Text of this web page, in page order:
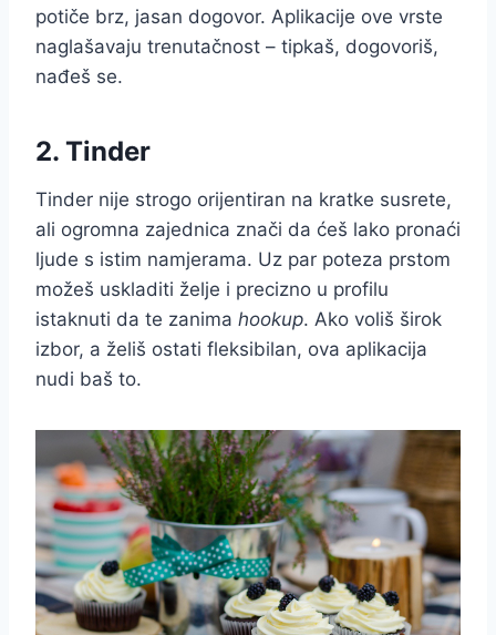
potiče brz, jasan dogovor. Aplikacije ove vrste
naglašavaju trenutačnost – tipkaš, dogovoriš,
nađeš se.
2. Tinder
Tinder nije strogo orijentiran na kratke susrete,
ali ogromna zajednica znači da ćeš lako pronaći
ljude s istim namjerama. Uz par poteza prstom
možeš uskladiti želje i precizno u profilu
istaknuti da te zanima hookup. Ako voliš širok
izbor, a želiš ostati fleksibilan, ova aplikacija
nudi baš to.